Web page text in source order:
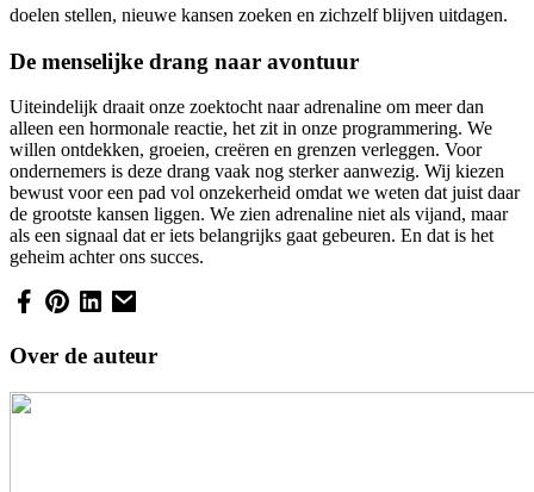
doelen stellen, nieuwe kansen zoeken en zichzelf blijven uitdagen.
De menselijke drang naar avontuur
Uiteindelijk draait onze zoektocht naar adrenaline om meer dan
alleen een hormonale reactie, het zit in onze programmering. We
willen ontdekken, groeien, creëren en grenzen verleggen. Voor
ondernemers is deze drang vaak nog sterker aanwezig. Wij kiezen
bewust voor een pad vol onzekerheid omdat we weten dat juist daar
de grootste kansen liggen. We zien adrenaline niet als vijand, maar
als een signaal dat er iets belangrijks gaat gebeuren. En dat is het
geheim achter ons succes.
Over de auteur